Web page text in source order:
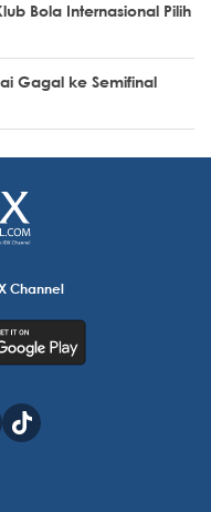
Bola Internasional Pilih
Gagal ke Semifinal
Channel